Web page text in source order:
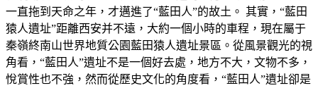
一直拖到天命之年，才邁進了“藍田人”的故土。 其實，“藍田
猿人遺址”距離西安并不遠，大約一個小時的車程，現在屬于
秦嶺終南山世界地質公園藍田猿人遺址景區。從風景觀光的視
角看，“藍田人”遺址不是一個好去處，地方不大，文物不多，
悅賞性也不強，然而從歷史文化的角度看，“藍田人”遺址卻是